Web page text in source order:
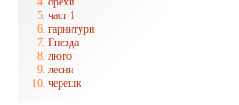
част 1
гарнитури
Гнезда
люто
лесни
черешк